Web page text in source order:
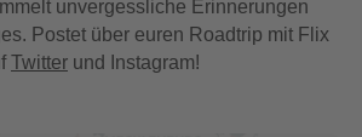
unvergessliche Erinnerungen
Postet über euren Roadtrip mit Flix
Twitter und Instagram!